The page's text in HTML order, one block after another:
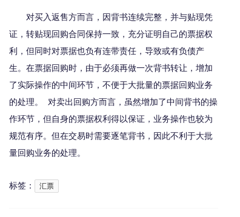
对买入返售方而言，因背书连续完整，并与贴现凭
证，转贴现回购合同保持一致，充分证明自己的票据权
利，但同时对票据也负有连带责任，导致或有负债产
生。在票据回购时，由于必须再做一次背书转让，增加
了实际操作的中间环节，不便于大批量的票据回购业务
的处理。 对卖出回购方而言，虽然增加了中间背书的操
作环节，但自身的票据权利得以保证，业务操作也较为
规范有序。但在交易时需要逐笔背书，因此不利于大批
量回购业务的处理。
标签： 汇票